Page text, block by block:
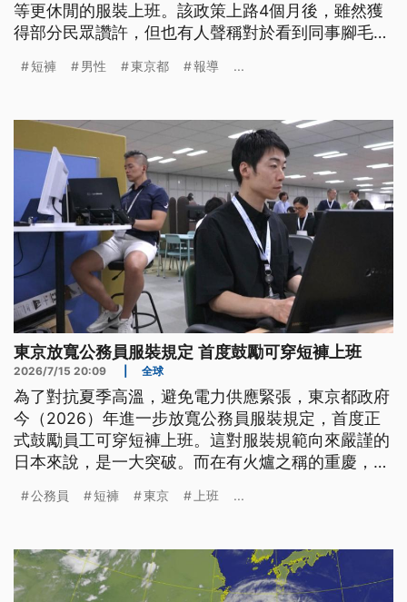
等更休閒的服裝上班。該政策上路4個月後，雖然獲
得部分民眾讚許，但也有人聲稱對於看到同事腳毛感
的情境。
短褲 男性 東京都 報導 ...
東京放寬公務員服裝規定 首度鼓勵可穿短褲上班
2026/7/15 20:09 全球
為了對抗夏季高溫，避免電力供應緊張，東京都政府
今（2026）年進一步放寬公務員服裝規定，首度正
式鼓勵員工可穿短褲上班。這對服裝規範向來嚴謹的
日本來說，是一大突破。而在有火爐之稱的重慶，為
公務員 短褲 東京 上班 ...